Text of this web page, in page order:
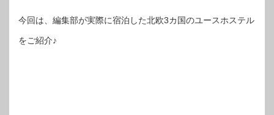
今回は、編集部が実際に宿泊した北欧3カ国のユースホステル
をご紹介♪